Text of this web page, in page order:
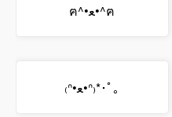
ฅ^•ﻌ•^ฅ
₍ᐢ•ﻌ•ᐢ₎*･ﾟ｡